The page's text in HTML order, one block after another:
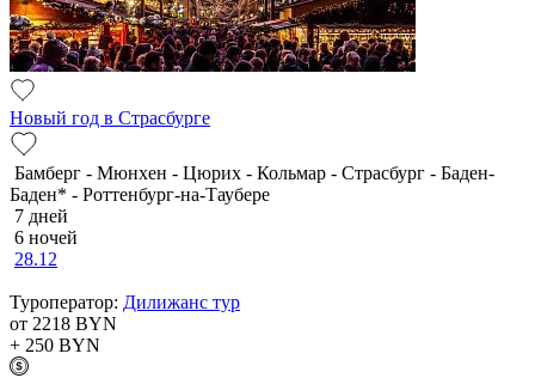
Новый год в Страсбурге
Бамберг - Мюнхен - Цюрих - Кольмар - Страсбург - Баден-
Баден* - Роттенбург-на-Таубере
7 дней
6 ночей
28.12
Туроператор: Дилижанс тур
от 2218 BYN
+ 250 BYN